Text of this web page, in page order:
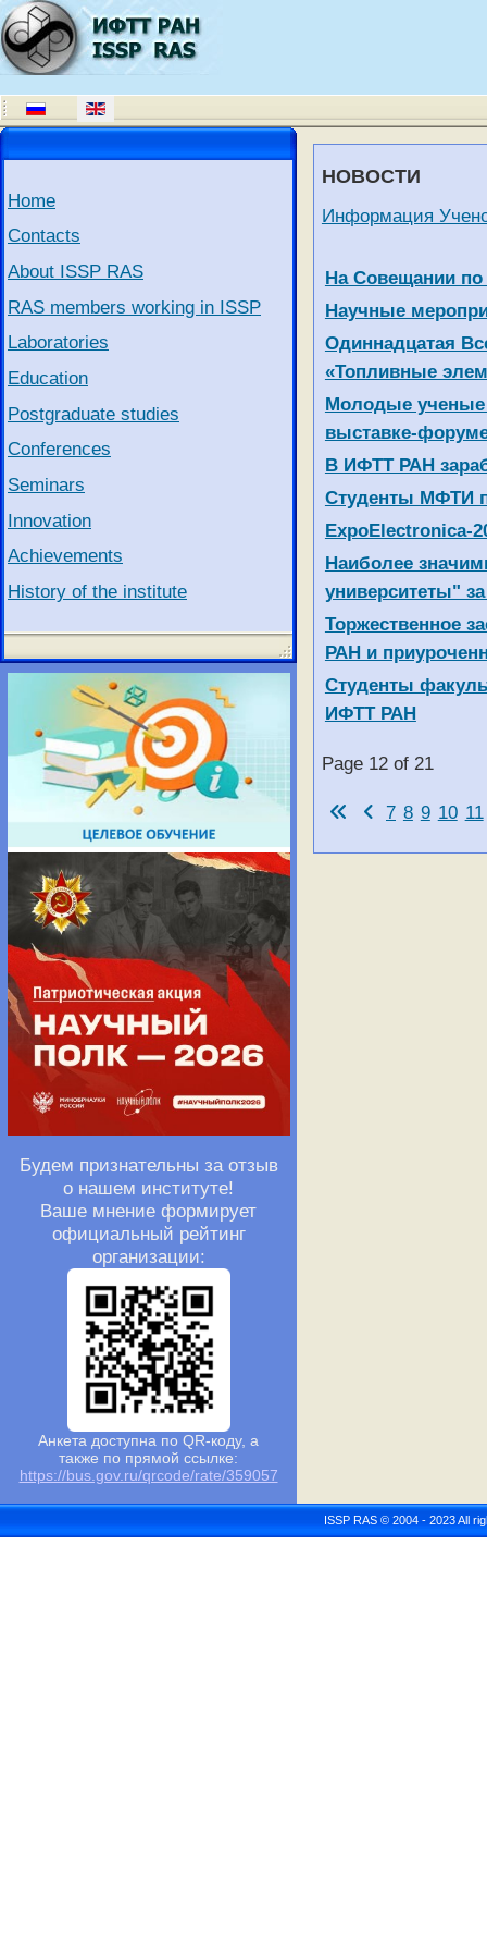
Home
Contacts
About ISSP RAS
RAS members working in ISSP
Laboratories
Education
Postgraduate studies
Conferences
Seminars
Innovation
Achievements
History of the institute
Будем признательны за отзыв
о нашем институте!
Ваше мнение формирует
официальный рейтинг
организации:
Анкета доступна по QR-коду, а
также по прямой ссылке:
https://bus.gov.ru/qrcode/rate/359057
НОВОСТИ
Информация
Articles
Title
На Совещании по
Научные
Одиннадцатая
«Топливные
Молодые ученые
выставке-
В ИФТТ РАН
Студенты МФТИ
ExpoElectronica-
Наиболее
университеты"
Торжественное
РАН и
Студенты
ИФТТ РАН
Page 12 of 21
7 8 9 10 11
ISSP RAS © 2004 - 2023 All